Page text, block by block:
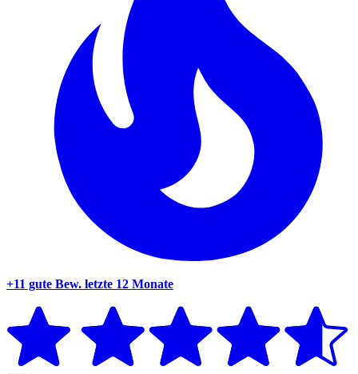
+11 gute Bew. letzte 12 Monate